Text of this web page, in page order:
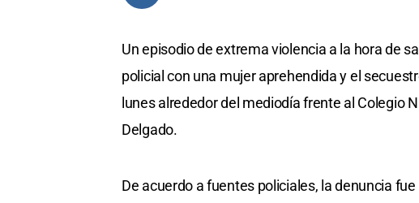
Un episodio de extrema violencia a la hora de
policial con una mujer aprehendida y el
lunes alrededor del mediodía frente al Colegio
Delgado.
De acuerdo a fuentes policiales, la denuncia